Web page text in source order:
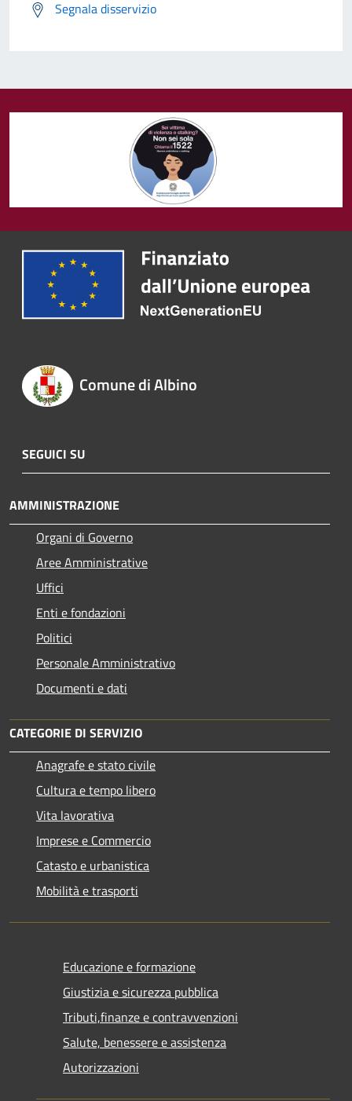
Segnala disservizio
Comune di Albino
SEGUICI SU
AMMINISTRAZIONE
Organi di Governo
Aree Amministrative
Uffici
Enti e fondazioni
Politici
Personale Amministrativo
Documenti e dati
CATEGORIE DI SERVIZIO
Anagrafe e stato civile
Cultura e tempo libero
Vita lavorativa
Imprese e Commercio
Catasto e urbanistica
Mobilità e trasporti
Educazione e formazione
Giustizia e sicurezza pubblica
Tributi,finanze e contravvenzioni
Salute, benessere e assistenza
Autorizzazioni